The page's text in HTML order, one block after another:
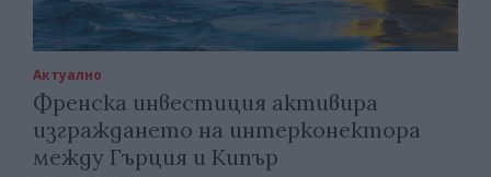
Актуално
Френска инвестиция активира
изграждането на интерконектора
между Гърция и Кипър